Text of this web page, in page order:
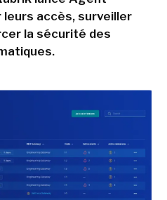
accès, surveiller
la sécurité des